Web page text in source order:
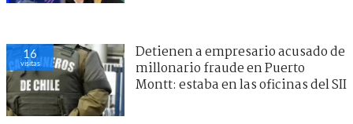
16
visitas
Detienen a empresario acusado de
millonario fraude en Puerto
Montt: estaba en las oficinas del SII